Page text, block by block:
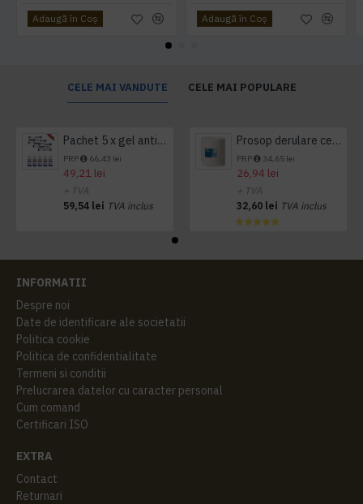
Adaugă în Coş Adaugă în Coş
CELE MAI VANDUTE CELE MAI POPULARE
Pachet 5 x gel antibacterian 50ml si 3 x Servetele antibacteriene 48 buc Hygienium
PRP 66,43 lei
49,21 lei
+ TVA
59,54 lei TVA inclus
Prosop derulare centrala 1 pliu, 300 m Tork
PRP 34,65 lei
26,94 lei
+ TVA
32,60 lei TVA inclus
INFORMATII
Despre noi
Date de identificare ale societatii
Politica cookie
Politica de confidentialitate
Termeni si conditii
Prelucrarea datelor cu caracter personal
Cum comand
Certificari ISO
EXTRA
Contact
Returnari